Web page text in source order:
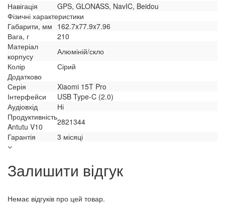
Навігація
GPS, GLONASS, NavIC, Beidou
Фізичні характеристики
Габарити, мм 162.7x77.9x7.96
Вага, г
210
Матеріал
корпусу
Алюміній/скло
Колір
Сірий
Додатково
Серія
Xiaomi 15T Pro
Інтерфейси
USB Type-C (2.0)
Аудіовхід
Ні
Продуктивність
Antutu V10
2821344
Гарантія
3 місяці
Залишити відгук
Немає відгуків про цей товар.